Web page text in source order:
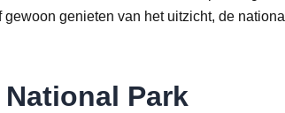
gewoon genieten van het uitzicht, de
Park